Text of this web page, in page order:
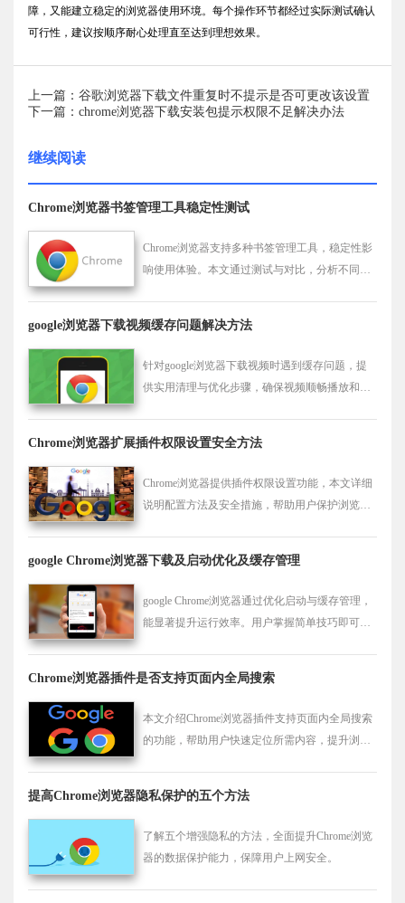
障，又能建立稳定的浏览器使用环境。每个操作环节都经过实际测试确认
可行性，建议按顺序耐心处理直至达到理想效果。
上一篇：谷歌浏览器下载文件重复时不提示是否可更改该设置
下一篇：chrome浏览器下载安装包提示权限不足解决办法
继续阅读
Chrome浏览器书签管理工具稳定性测试
Chrome浏览器支持多种书签管理工具，稳定性影
响使用体验。本文通过测试与对比，分析不同工
google浏览器下载视频缓存问题解决方法
针对google浏览器下载视频时遇到缓存问题，提
供实用清理与优化步骤，确保视频顺畅播放和完
Chrome浏览器扩展插件权限设置安全方法
Chrome浏览器提供插件权限设置功能，本文详细
说明配置方法及安全措施，帮助用户保护浏览数
google Chrome浏览器下载及启动优化及缓存管理
google Chrome浏览器通过优化启动与缓存管理，
能显著提升运行效率。用户掌握简单技巧即可改
Chrome浏览器插件是否支持页面内全局搜索
本文介绍Chrome浏览器插件支持页面内全局搜索
的功能，帮助用户快速定位所需内容，提升浏览
提高Chrome浏览器隐私保护的五个方法
了解五个增强隐私的方法，全面提升Chrome浏览
器的数据保护能力，保障用户上网安全。